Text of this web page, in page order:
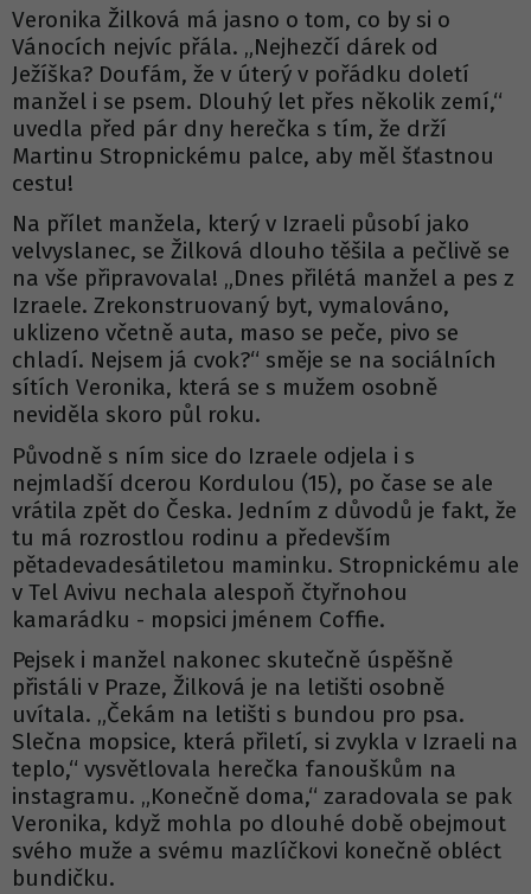
Veronika Žilková má jasno o tom, co by si o
Vánocích nejvíc přála. „Nejhezčí dárek od
Ježíška? Doufám, že v úterý v pořádku doletí
manžel i se psem. Dlouhý let přes několik zemí,“
uvedla před pár dny herečka s tím, že drží
Martinu Stropnickému palce, aby měl šťastnou
cestu!
Na přílet manžela, který v Izraeli působí jako
velvyslanec, se Žilková dlouho těšila a pečlivě se
na vše připravovala! „Dnes přilétá manžel a pes z
Izraele. Zrekonstruovaný byt, vymalováno,
uklizeno včetně auta, maso se peče, pivo se
chladí. Nejsem já cvok?“ směje se na sociálních
sítích Veronika, která se s mužem osobně
neviděla skoro půl roku.
Původně s ním sice do Izraele odjela i s
nejmladší dcerou Kordulou (15), po čase se ale
vrátila zpět do Česka. Jedním z důvodů je fakt, že
tu má rozrostlou rodinu a především
pětadevadesátiletou maminku. Stropnickému ale
v Tel Avivu nechala alespoň čtyřnohou
kamarádku - mopsici jménem Coffie.
Pejsek i manžel nakonec skutečně úspěšně
přistáli v Praze, Žilková je na letišti osobně
uvítala. „Čekám na letišti s bundou pro psa.
Slečna mopsice, která přiletí, si zvykla v Izraeli na
teplo,“ vysvětlovala herečka fanouškům na
instagramu. „Konečně doma,“ zaradovala se pak
Veronika, když mohla po dlouhé době obejmout
svého muže a svému mazlíčkovi konečně obléct
bundičku.